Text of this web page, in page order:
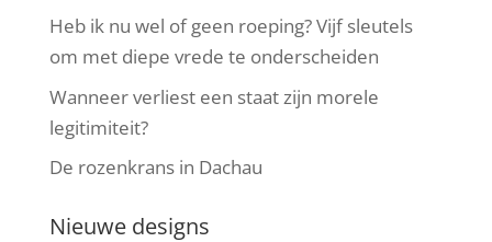
Heb ik nu wel of geen roeping? Vijf sleutels
om met diepe vrede te onderscheiden
Wanneer verliest een staat zijn morele
legitimiteit?
De rozenkrans in Dachau
Nieuwe designs